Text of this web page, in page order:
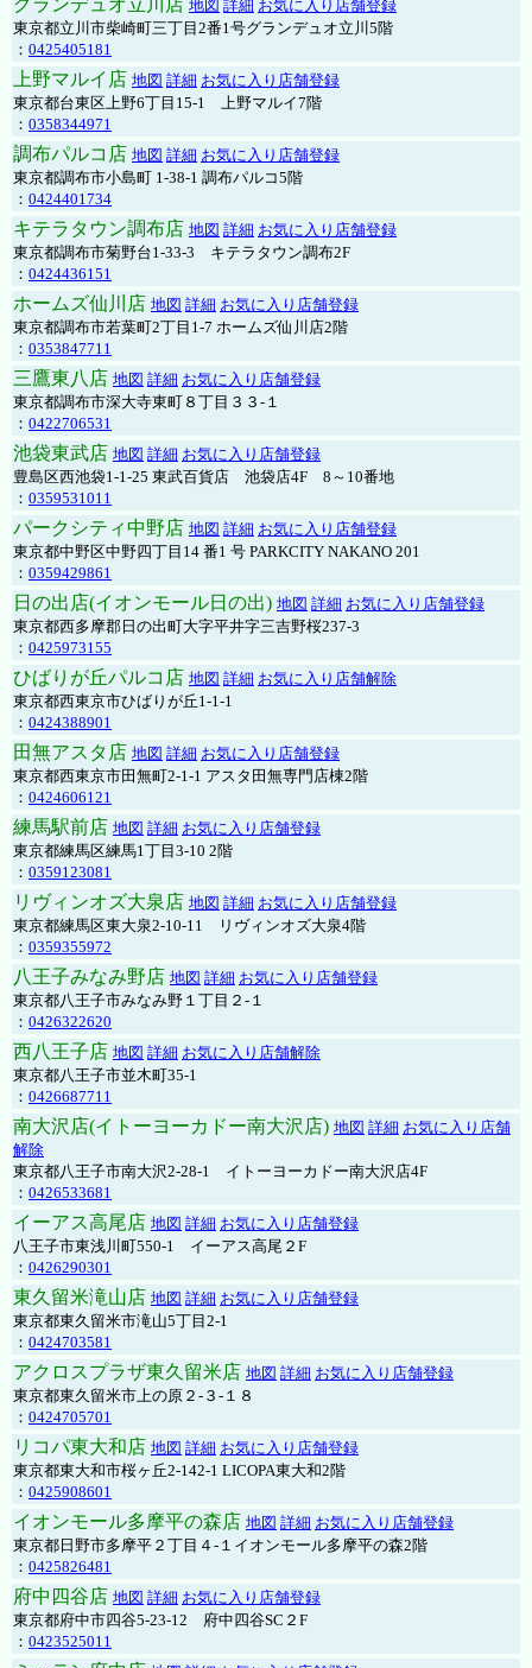
グランデュオ立川店 地図 詳細 お気に入り店舗登録
東京都立川市柴崎町三丁目2番1号グランデュオ立川5階
： 0425405181
上野マルイ店 地図 詳細 お気に入り店舗登録
東京都台東区上野6丁目15-1 上野マルイ7階
： 0358344971
調布パルコ店 地図 詳細 お気に入り店舗登録
東京都調布市小島町 1-38-1 調布パルコ5階
： 0424401734
キテラタウン調布店 地図 詳細 お気に入り店舗登録
東京都調布市菊野台1-33-3 キテラタウン調布2F
： 0424436151
ホームズ仙川店 地図 詳細 お気に入り店舗登録
東京都調布市若葉町2丁目1-7 ホームズ仙川店2階
： 0353847711
三鷹東八店 地図 詳細 お気に入り店舗登録
東京都調布市深大寺東町８丁目３３-１
： 0422706531
池袋東武店 地図 詳細 お気に入り店舗登録
豊島区西池袋1-1-25 東武百貨店 池袋店4F 8～10番地
： 0359531011
パークシティ中野店 地図 詳細 お気に入り店舗登録
東京都中野区中野四丁目14 番1 号 PARKCITY NAKANO 201
： 0359429861
日の出店(イオンモール日の出) 地図 詳細 お気に入り店舗登録
東京都西多摩郡日の出町大字平井字三吉野桜237-3
： 0425973155
ひばりが丘パルコ店 地図 詳細 お気に入り店舗解除
東京都西東京市ひばりが丘1-1-1
： 0424388901
田無アスタ店 地図 詳細 お気に入り店舗登録
東京都西東京市田無町2-1-1 アスタ田無専門店棟2階
： 0424606121
練馬駅前店 地図 詳細 お気に入り店舗登録
東京都練馬区練馬1丁目3-10 2階
： 0359123081
リヴィンオズ大泉店 地図 詳細 お気に入り店舗登録
東京都練馬区東大泉2-10-11 リヴィンオズ大泉4階
： 0359355972
八王子みなみ野店 地図 詳細 お気に入り店舗登録
東京都八王子市みなみ野１丁目２-１
： 0426322620
西八王子店 地図 詳細 お気に入り店舗解除
東京都八王子市並木町35-1
： 0426687711
南大沢店(イトーヨーカドー南大沢店) 地図 詳細 お気に入り店舗
解除
東京都八王子市南大沢2-28-1 イトーヨーカドー南大沢店4F
： 0426533681
イーアス高尾店 地図 詳細 お気に入り店舗登録
八王子市東浅川町550-1 イーアス高尾２F
： 0426290301
東久留米滝山店 地図 詳細 お気に入り店舗登録
東京都東久留米市滝山5丁目2-1
： 0424703581
アクロスプラザ東久留米店 地図 詳細 お気に入り店舗登録
東京都東久留米市上の原２-３-１８
： 0424705701
リコパ東大和店 地図 詳細 お気に入り店舗登録
東京都東大和市桜ヶ丘2-142-1 LICOPA東大和2階
： 0425908601
イオンモール多摩平の森店 地図 詳細 お気に入り店舗登録
東京都日野市多摩平２丁目４-１イオンモール多摩平の森2階
： 0425826481
府中四谷店 地図 詳細 お気に入り店舗登録
東京都府中市四谷5-23-12 府中四谷SC２F
： 0423525011